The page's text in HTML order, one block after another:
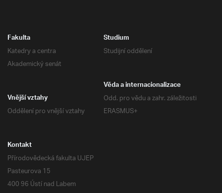
Fakulta
Katedry a centra
Akademický senát
Studium
Studijní oddělení
Věda a internacionalizace
Odd. pro vědu a zahr. záležitosti
ERASMUS+
Vnější vztahy
Oddělení pro vnější vztahy
Kontakt
Přírodovědecká fakulta UJEP
Pasteurova 15
400 96 Ústí nad Labem